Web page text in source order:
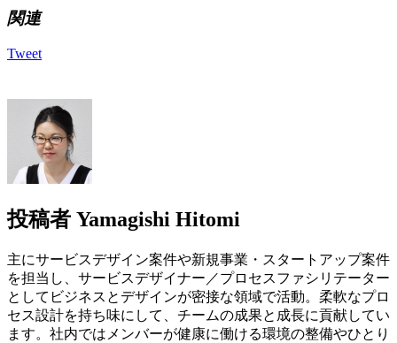
関連
Tweet
投稿者 Yamagishi Hitomi
主にサービスデザイン案件や新規事業・スタートアップ案件
を担当し、サービスデザイナー／プロセスファシリテーター
としてビジネスとデザインが密接な領域で活動。柔軟なプロ
セス設計を持ち味にして、チームの成果と成長に貢献してい
ます。社内ではメンバーが健康に働ける環境の整備やひとり